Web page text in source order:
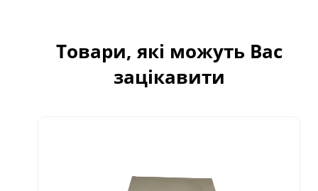
Товари, які можуть Вас
зацікавити